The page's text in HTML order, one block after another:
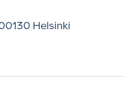
Helsinki